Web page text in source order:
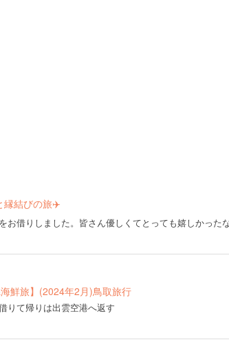
縁結びの旅✈️
お借りしました。皆さん優しくてとっても嬉しかった
海鮮旅】(2024年2月)鳥取旅行
りて帰りは出雲空港へ返す